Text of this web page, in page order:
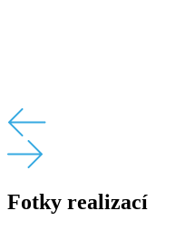
Fotky realizací